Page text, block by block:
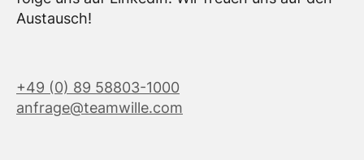
Austausch!
+49 (0) 89 58803-1000
anfrage@teamwille.com